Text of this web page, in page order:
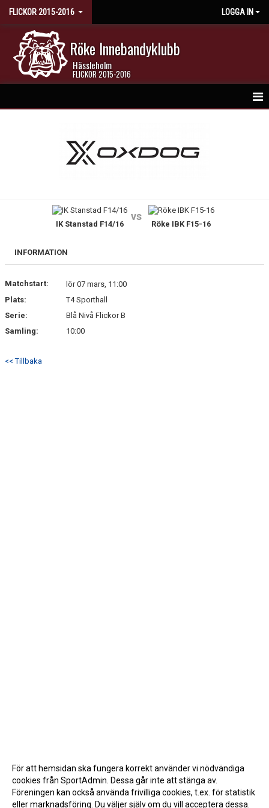
FLICKOR 2015-2016 LOGGA IN
Röke Innebandyklubb
Hässleholm
FLICKOR 2015-2016
BILDGALLERI
KONTAKT
MEDLEMSKAP
IK Stanstad F14/16
vs
Röke IBK F15-16
INFORMATION
Matchstart:
lör 07 mars, 11:00
Plats:
T4 Sporthall
Serie:
Blå Nivå Flickor B
Samling:
10:00
<< Tillbaka
För att hemsidan ska fungera korrekt använder vi nödvändiga
cookies från SportAdmin. Dessa går inte att stänga av.
Föreningen kan också använda frivilliga cookies, t.ex. för statistik
eller marknadsföring. Du väljer själv om du vill acceptera dessa.